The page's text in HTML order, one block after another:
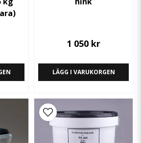
1 050 kr
LÄGG I VARUKORGEN